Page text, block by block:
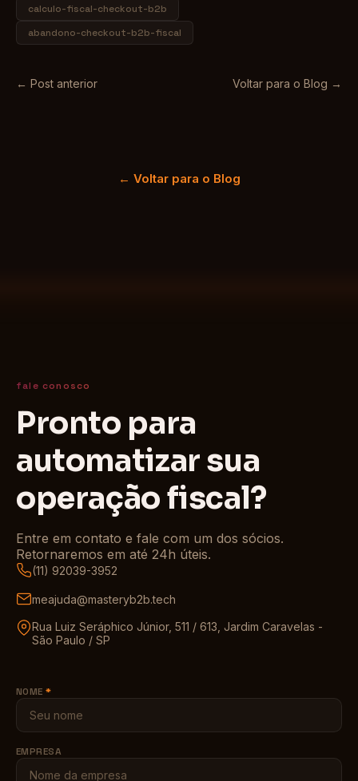
calculo-fiscal-checkout-b2b
abandono-checkout-b2b-fiscal
← Post anterior Voltar para o Blog →
← Voltar para o Blog
fale conosco
Pronto para
automatizar sua
operação fiscal?
Entre em contato e fale com um dos sócios.
Retornaremos em até 24h úteis.
(11) 92039-3952
meajuda@masteryb2b.tech
Rua Luiz Seráphico Júnior, 511 / 613, Jardim Caravelas -
São Paulo / SP
NOME*
EMPRESA